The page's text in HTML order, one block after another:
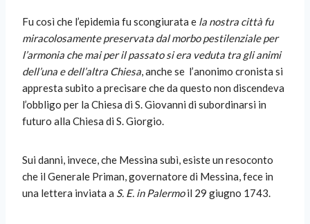
Fu così che l’epidemia fu scongiurata e la nostra città fu
miracolosamente preservata dal morbo pestilenziale per
l’armonia che mai per il passato si era veduta tra gli animi
dell’una e dell’altra Chiesa, anche se l’anonimo cronista si
appresta subito a precisare che da questo non discendeva
l’obbligo per la Chiesa di S. Giovanni di subordinarsi in
futuro alla Chiesa di S. Giorgio.
Sui danni, invece, che Messina subì, esiste un resoconto
che il Generale Priman, governatore di Messina, fece in
una lettera inviata a S. E. in Palermoil 29 giugno 1743.